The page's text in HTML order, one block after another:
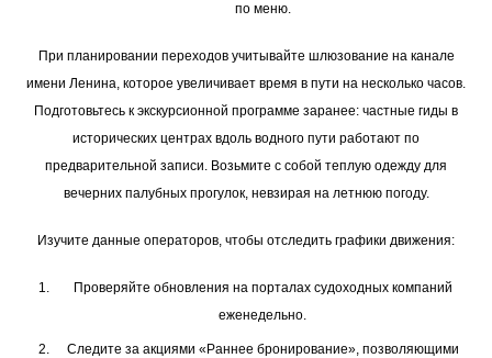
по меню.
При планировании переходов учитывайте шлюзование на канале
имени Ленина, которое увеличивает время в пути на несколько часов.
Подготовьтесь к экскурсионной программе заранее: частные гиды в
исторических центрах вдоль водного пути работают по
предварительной записи. Возьмите с собой теплую одежду для
вечерних палубных прогулок, невзирая на летнюю погоду.
Изучите данные операторов, чтобы отследить графики движения:
Проверяйте обновления на порталах судоходных компаний
еженедельно.
Следите за акциями «Раннее бронирование», позволяющими